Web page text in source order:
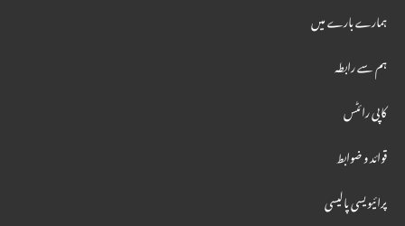
ہمارے بارے میں
ہم سے رابطہ
کاپی رائٹس
قوائد و ضوابط
پرائیویسی پالیسی